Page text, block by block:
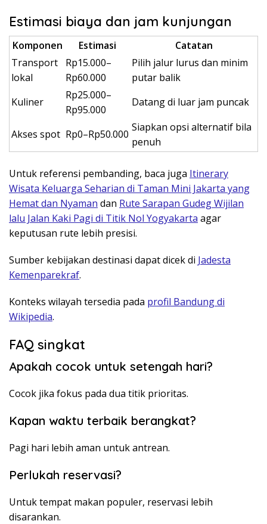
Estimasi biaya dan jam kunjungan
Komponen Estimasi
Catatan
Transport
lokal
Rp15.000–
Rp60.000
Pilih jalur lurus dan minim
putar balik
Kuliner
Rp25.000–
Rp95.000
Datang di luar jam puncak
Akses spot Rp0–Rp50.000
Siapkan opsi alternatif bila
penuh
Untuk referensi pembanding, baca juga Itinerary
Wisata Keluarga Seharian di Taman Mini Jakarta yang
Hemat dan Nyaman dan Rute Sarapan Gudeg Wijilan
lalu Jalan Kaki Pagi di Titik Nol Yogyakarta agar
keputusan rute lebih presisi.
Sumber kebijakan destinasi dapat dicek di Jadesta
Kemenparekraf.
Konteks wilayah tersedia pada profil Bandung di
Wikipedia.
FAQ singkat
Apakah cocok untuk setengah hari?
Cocok jika fokus pada dua titik prioritas.
Kapan waktu terbaik berangkat?
Pagi hari lebih aman untuk antrean.
Perlukah reservasi?
Untuk tempat makan populer, reservasi lebih
disarankan.